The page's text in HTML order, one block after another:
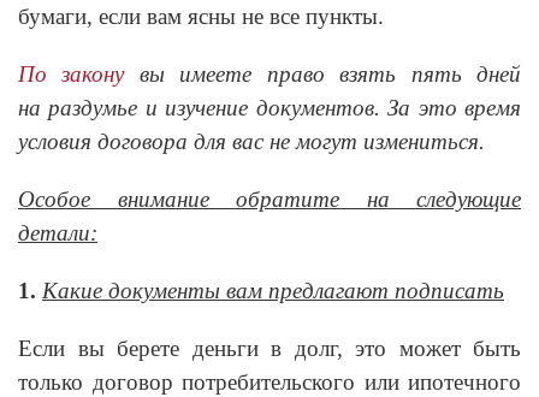
бумаги, если вам ясны не все пункты.
По законувы имеете право взять пять дней
на раздумье и изучение документов. За это время
условия договора для вас не могут измениться.
Особое внимание обратите на следующие
детали:
1. Какие документы вам предлагают подписать
Если вы берете деньги в долг, это может быть
только договор потребительского или ипотечного